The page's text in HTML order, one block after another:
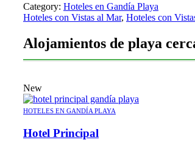
Category: Hoteles en Gandía Playa
Hoteles con Vistas al Mar, Hoteles con
Alojamientos de playa
New
HOTELES EN GANDÍA PLAYA
Hotel Principal